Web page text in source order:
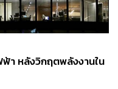
า หลังวิกฤตพลังงานใน